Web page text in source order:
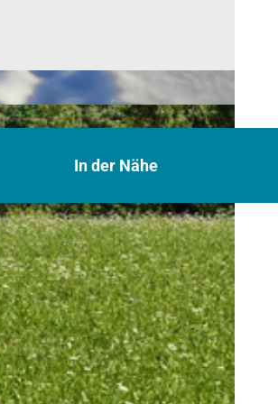
In der Nähe